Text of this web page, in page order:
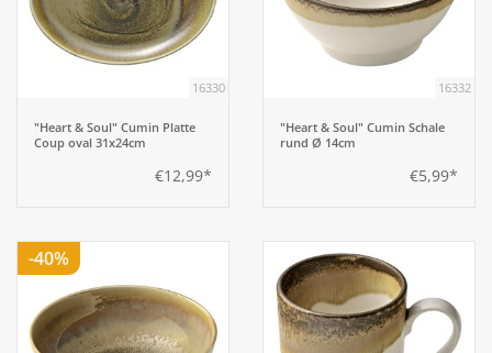
16330
"Heart & Soul" Cumin Platte
Coup oval 31x24cm
€12,99*
16332
"Heart & Soul" Cumin Schale
rund Ø 14cm
€5,99*
-40%